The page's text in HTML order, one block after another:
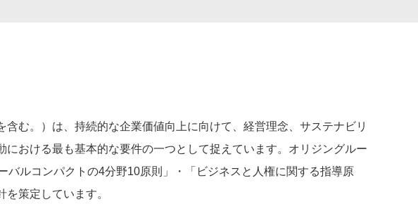
む。）は、持続的な企業価値向上に向けて、経営理念、サステナビリ
おける最も基本的な要件の一つとして捉えています。オリジングルー
ルコンパクトの4分野10原則」・「ビジネスと人権に関する指導原
策定しています。